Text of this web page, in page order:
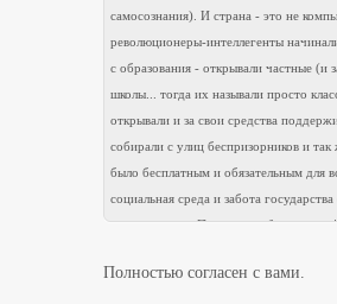
самосознания). И страна - это не
революционеры-интеллегенты
с образования - открывали частные (и
школы... тогда их называли просто
открывали и за свои средства
собирали с улиц беспризорников и
было бесплатным и обязательным для
социальная среда и забота
преступности. Поскольку
возможность обеспечить своей
Полностью согласен с вами.